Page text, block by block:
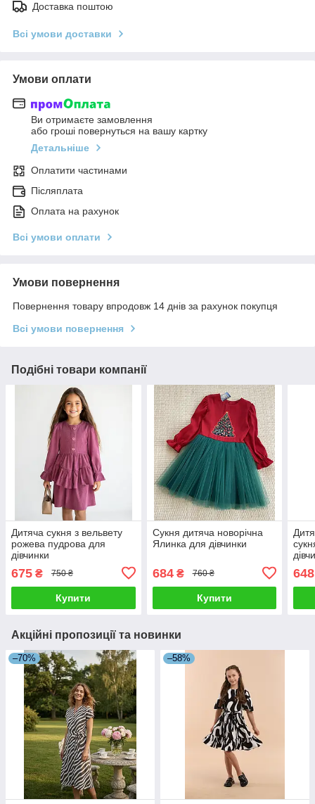
Доставка поштою
Всі умови доставки
Умови оплати
Ви отримаєте замовлення
або гроші повернуться на вашу картку
Детальніше
Оплатити частинами
Післяплата
Оплата на рахунок
Всі умови оплати
Умови повернення
Повернення товару впродовж 14 днів за рахунок покупця
Всі умови повернення
Подібні товари компанії
Дитяча сукня з вельвету
рожева пудрова для
дівчинки
675 ₴ 750 ₴
Купити
Сукня дитяча новорічна
Ялинка для дівчинки
684₴ 760 ₴
Купити
648
Акційні пропозиції та новинки
–70% –58%